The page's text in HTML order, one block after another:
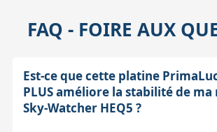
FAQ - FOIRE AUX
Est-ce que cette platine
PLUS améliore la stabilité de
Sky-Watcher HEQ5 ?